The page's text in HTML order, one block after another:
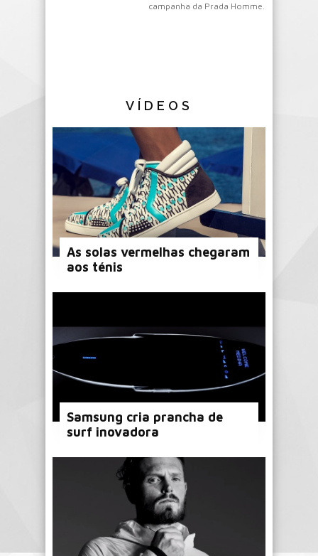
campanha da Prada Homme.
VÍDEOS
As solas vermelhas chegaram
aos ténis
Samsung cria prancha de
surf inovadora